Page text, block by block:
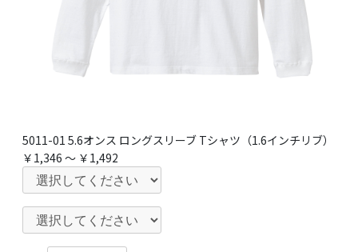
5011-01 5.6オンス ロングスリーブ Tシャツ（1.6インチリブ）
￥1,346 ～ ￥1,492